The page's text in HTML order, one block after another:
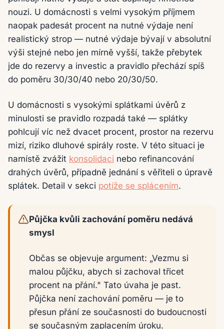
nouzi. U domácnosti s velmi vysokým příjmem
naopak padesát procent na nutné výdaje není
realistický strop — nutné výdaje bývají v absolutní
výši stejné nebo jen mírně vyšší, takže přebytek
jde do rezervy a investic a pravidlo přechází spíš
do poměru 30/30/40 nebo 20/30/50.
U domácnosti s vysokými splátkami úvěrů z
minulosti se pravidlo rozpadá také — splátky
pohlcují víc než dvacet procent, prostor na rezervu
mizí, riziko dluhové spirály roste. V této situaci je
namístě zvážit konsolidaci nebo refinancování
drahých úvěrů, případně jednání s věřiteli o úpravě
splátek. Detail v sekci potíže se splácením.
Půjčka kvůli zachování poměru nedává
smysl
Občas se objevuje argument: „Vezmu si
malou půjčku, abych si zachoval třicet
procent na přání." Tato úvaha je past.
Půjčka není zachování poměru — je to
přesun přání ze současnosti do budoucnosti
se současným zaplacením úroku.